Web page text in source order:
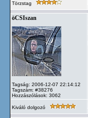
Törzstag
öCSIszan
Tagság: 2006-12-07 22:14:12
Tagszám: #38276
Hozzászólások: 3062
Kiváló dolgozó